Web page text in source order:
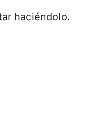
haciéndolo.